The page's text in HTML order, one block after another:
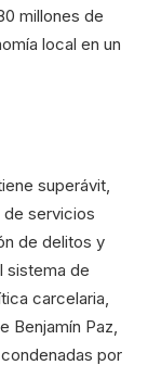
millones de
local en un
superávit,
de servicios
de delitos y
sistema de
carcelaria,
Benjamín Paz,
por